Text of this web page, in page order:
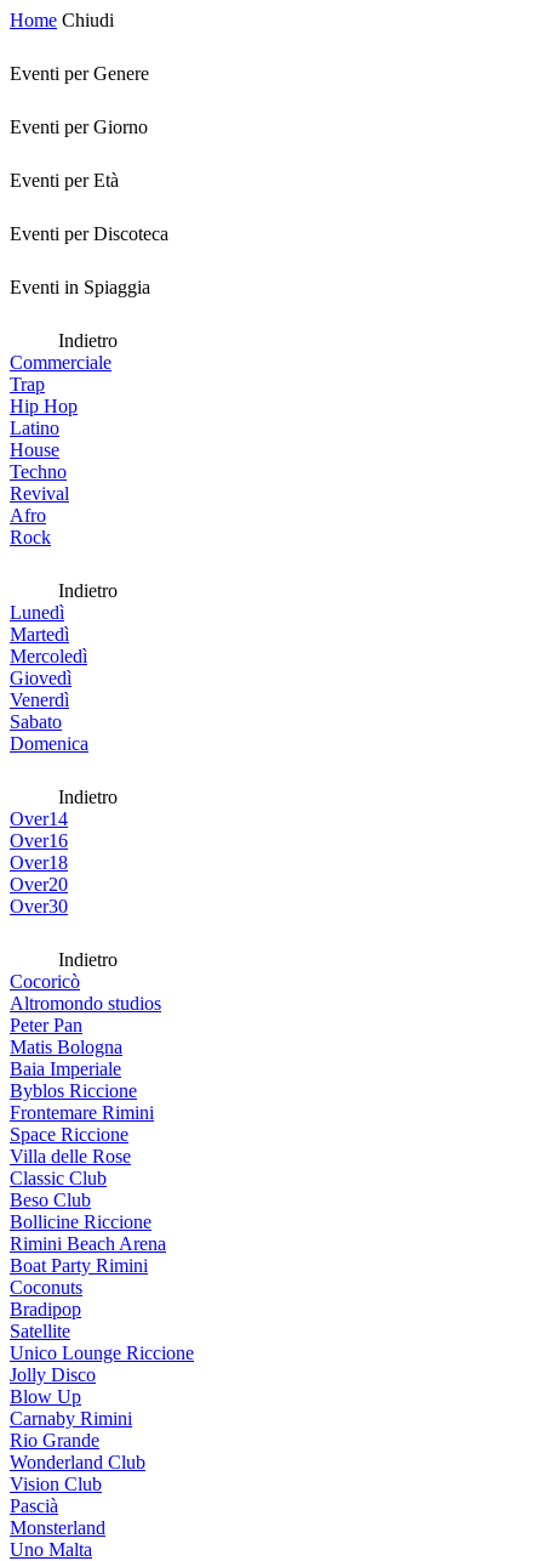
Home Chiudi
Eventi per Genere
Eventi per Giorno
Eventi per Età
Eventi per Discoteca
Eventi in Spiaggia
Indietro
Commerciale
Trap
Hip Hop
Latino
House
Techno
Revival
Afro
Rock
Indietro
Lunedì
Martedì
Mercoledì
Giovedì
Venerdì
Sabato
Domenica
Indietro
Over14
Over16
Over18
Over20
Over30
Indietro
Cocoricò
Altromondo studios
Peter Pan
Matis Bologna
Baia Imperiale
Byblos Riccione
Frontemare Rimini
Space Riccione
Villa delle Rose
Classic Club
Beso Club
Bollicine Riccione
Rimini Beach Arena
Boat Party Rimini
Coconuts
Bradipop
Satellite
Unico Lounge Riccione
Jolly Disco
Blow Up
Carnaby Rimini
Rio Grande
Wonderland Club
Vision Club
Pascià
Monsterland
Uno Malta